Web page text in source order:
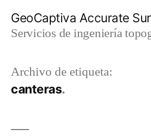
GeoCaptiva Accurate
Servicios de ingeniería
Archivo de etiqueta:
canteras